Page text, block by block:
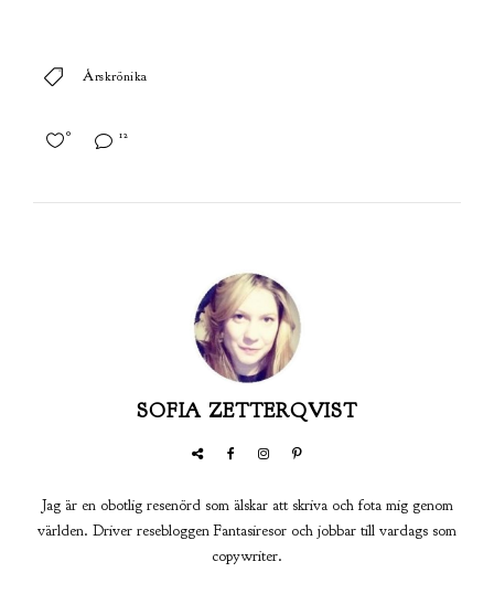
Årskrönika
12
0
SOFIA ZETTERQVIST
Jag är en obotlig resenörd som älskar att skriva och fota mig genom
världen. Driver resebloggen Fantasiresor och jobbar till vardags som
copywriter.